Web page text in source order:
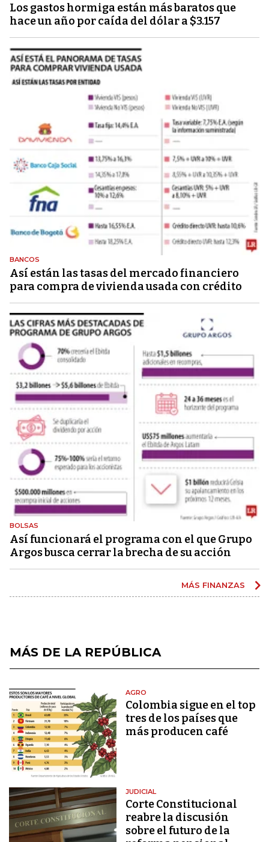
Los gastos hormiga están más baratos que
hace un año por caída del dólar a $3.157
BANCOS
Así están las tasas del mercado financiero
para compra de vivienda usada con crédito
BOLSAS
Así funcionará el programa con el que Grupo
Argos busca cerrar la brecha de su acción
MÁS FINANZAS
MÁS DE LA REPÚBLICA
AGRO
Colombia sigue en el top
tres de los países que
más producen café
JUDICIAL
Corte Constitucional
reabre la discusión
sobre el futuro de la